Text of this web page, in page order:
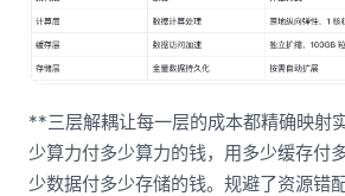
**三层解耦让每一层的成本都精确映射
少算力付多少算力的钱，用多少缓存付
少数据付多少存储的钱。规避了资源错